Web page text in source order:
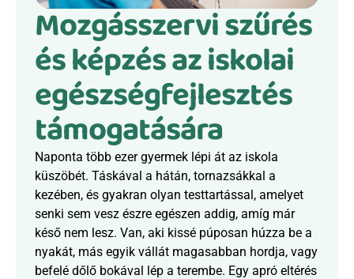
Mozgásszervi szűrés
és képzés az iskolai
egészségfejlesztés
támogatására
Naponta több ezer gyermek lépi át az iskola
küszöbét. Táskával a hátán, tornazsákkal a
kezében, és gyakran olyan testtartással, amelyet
senki sem vesz észre egészen addig, amíg már
késő nem lesz. Van, aki kissé púposan húzza be a
nyakát, más egyik vállát magasabban hordja, vagy
befelé dőlő bokával lép a terembe. Egy apró eltérés